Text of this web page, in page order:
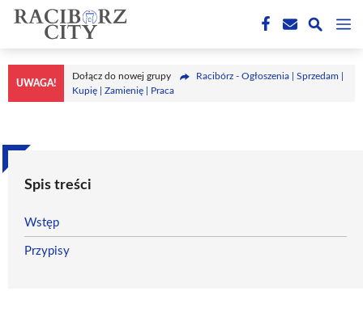
Przejdź
treści
UWAGA!
Dołącz do nowej grupy
Racibórz - Ogłoszenia | Sprzedam |
Kupię | Zamienię | Praca
Spis treści
Wstęp
Przypisy